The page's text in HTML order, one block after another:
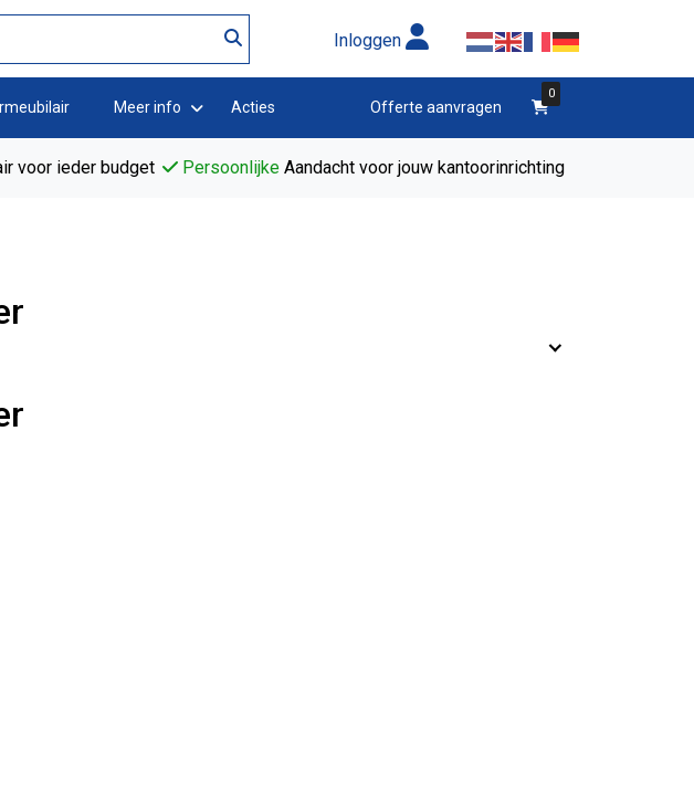
Inloggen
Meer info Acties winkelwagen
0
Offerte aanvragen
voor ieder budget Persoonlijke Aandacht voor jouw kantoorinrichting